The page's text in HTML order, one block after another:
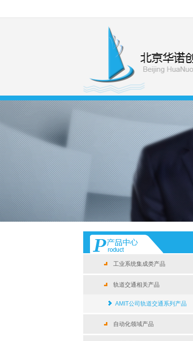
工业系统集成类产品
轨道交通相关产品
AMIT公司轨道交通系列产品
自动化领域产品